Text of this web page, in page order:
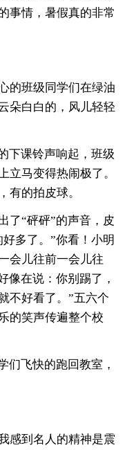
事情，暑假真的非常
的班级同学们在绿油
朵白白的，风儿轻轻
下课铃声响起，班级
立马变得热闹极了。
有的拍皮球。
了“砰砰”的声音，皮
多了。”你看！小明
会儿往前一会儿往
像在说：你别踢了，
不好看了。”五六个
的笑声传遍整个校
飞快的跑回教室，
感到名人的精神是震